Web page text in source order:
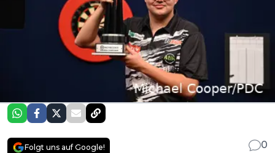
Folgt uns auf Google!
0